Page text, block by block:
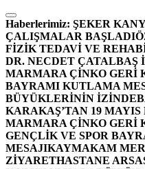
İçeriğe
atla
Haberlerimiz: ŞEKER
ÇALIŞMALAR BAŞLADI
FİZİK TEDAVİ VE
DR. NECDET ÇATALBAŞ
MARMARA ÇİNKO GERİ
BAYRAMI KUTLAMA
BÜYÜKLERİNİN İZİNDE
KARAKAŞ’TAN 19 MAYIS
MARMARA ÇİNKO GERİ
GENÇLİK VE SPOR
MESAJIKAYMAKAM
ZİYARETHASTANE